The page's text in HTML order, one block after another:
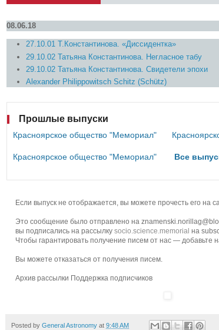
08.06.18
27.10.01 Т.Константинова. «Диссидентка»
29.10.02 Татьяна Константинова. Негласное табу
29.10.02 Татьяна Константинова. Свидетели эпохи
Alexander Philippowitsch Schitz (Schütz)
Прошлые выпуски
Красноярское общество "Мемориал"
Красноярское общество "Мемориал" Все
Если выпуск не отображается, вы можете прочесть его на
Это сообщение было отправлено на
вы подписались на рассылку socio.science.memorial на
Чтобы гарантировать получение писем от нас — добавьте
Вы можете отказаться от получения писем.
Архив рассылки Поддержка подписчиков
Posted by General Astronomy at 9:48 AM